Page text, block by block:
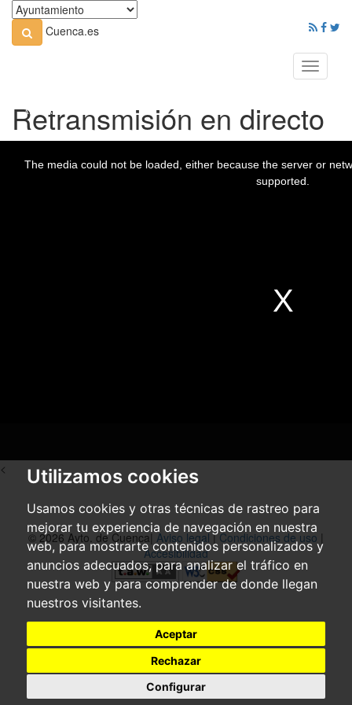
Utilizamos cookies
Usamos cookies y otras técnicas de rastreo para
mejorar tu experiencia de navegación en nuestra
web, para mostrarte contenidos personalizados y
anuncios adecuados, para analizar el tráfico en
nuestra web y para comprender de donde llegan
nuestros visitantes.
Aceptar
Rechazar
Configurar
Cuenca.es
Toggle
Retransmisión en directo
The media could not be loaded, either because the server or
supported.
<
© 2026 Ayto. de Cuenca|Aviso legal |Condiciones de uso |
Accesibilidad